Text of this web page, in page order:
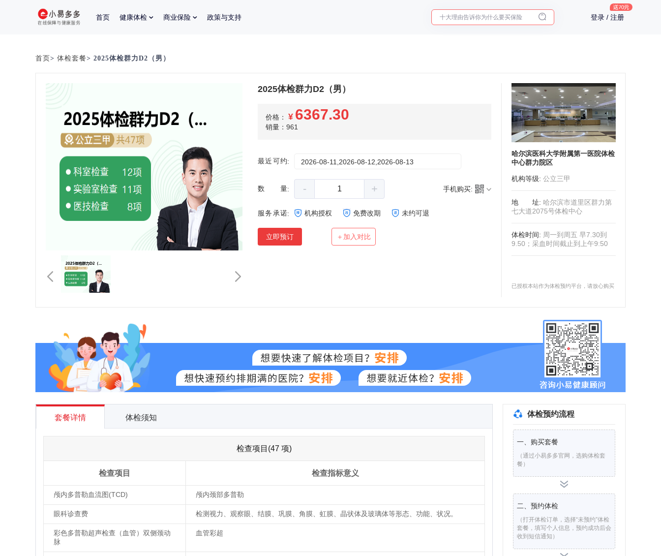
首页 健康体检 商业保险 政策与支持 入职体检在线预约 登录 / 注册
首页> 体检套餐> 2025体检群力D2（男）
2025体检群力D2（男）
价格： ¥ 6367.30
销量：961
最近可约: 2026-08-11,2026-08-12,2026-08-13
数量: - + 手机购买:
服务承诺: 机构授权 免费改期 未约可退
立即预订 ＋加入对比
哈尔滨医科大学附属第一医院体检
中心群力院区
机构等级: 公立三甲
地址: 哈尔滨市道里区群力第
七大道2075号体检中心
体检时间: 周一到周五 早7.30到
9.50；采血时间截止到上午9:50
已授权本站作为体检预约平台，请放心购买
套餐详情 体检须知
检查项目(47 项)
检查项目 检查指标意义
颅内多普勒血流图(TCD) 颅内颈部多普勒
眼科诊查费 检测视力、观察眼、结膜、巩膜、角膜、虹膜、晶状体及玻璃体等形态、功能、状况。
彩色多普勒超声检查（血管）双侧颈动
脉
血管彩超
体检预约流程
一、购买套餐
（通过小易多多官网，选购体检套
餐）
二、预约体检
（打开体检订单，选择“未预约”体检
套餐，填写个人信息，预约成功后会
收到短信通知）